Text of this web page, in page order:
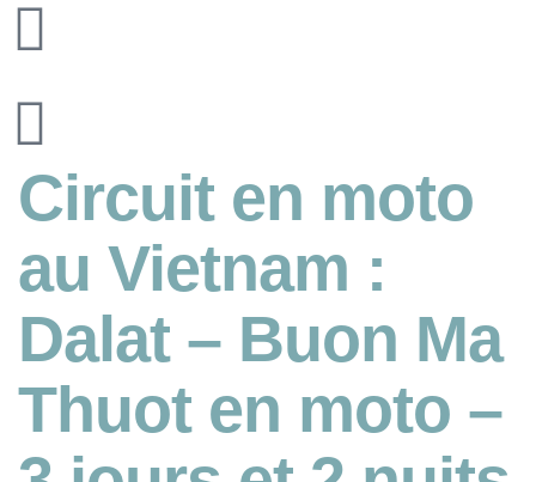
Circuit en moto
au Vietnam :
Dalat – Buon Ma
Thuot en moto –